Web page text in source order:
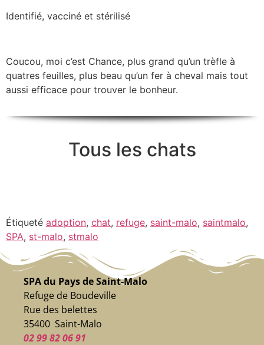
Identifié, vacciné et stérilisé
Coucou, moi c’est Chance, plus grand qu’un trèfle à
quatres feuilles, plus beau qu’un fer à cheval mais tout
aussi efficace pour trouver le bonheur.
Tous les chats
Étiqueté adoption, chat, refuge, saint-malo, saintmalo,
SPA, st-malo, stmalo
SPA du Pays de Saint-Malo
Refuge de Boudeville
Rue des belettes
35400 Saint-Malo
02 99 82 06 91